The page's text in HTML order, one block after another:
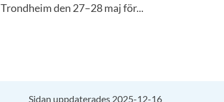
Trondheim den 27–28 maj för...
Sidan uppdaterades 2025-12-16